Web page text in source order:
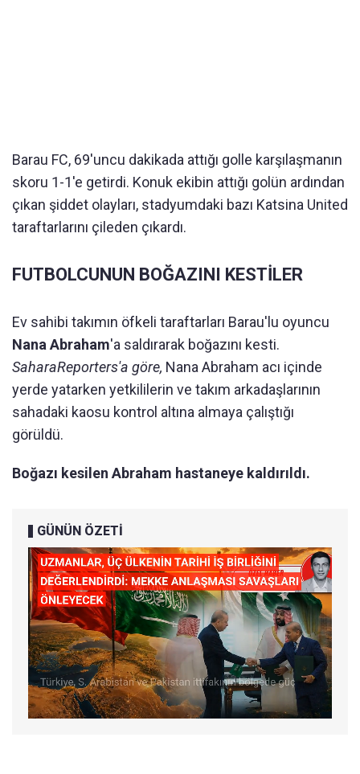
Barau FC, 69'uncu dakikada attığı golle karşılaşmanın
skoru 1-1'e getirdi. Konuk ekibin attığı golün ardından
çıkan şiddet olayları, stadyumdaki bazı Katsina United
taraftarlarını çileden çıkardı.
FUTBOLCUNUN BOĞAZINI KESTİLER
Ev sahibi takımın öfkeli taraftarları Barau'lu oyuncu
Nana Abraham'a saldırarak boğazını kesti.
SaharaReporters'a göre, Nana Abraham acı içinde
yerde yatarken yetkililerin ve takım arkadaşlarının
sahadaki kaosu kontrol altına almaya çalıştığı
görüldü.
Boğazı kesilen Abraham hastaneye kaldırıldı.
GÜNÜN ÖZETİ